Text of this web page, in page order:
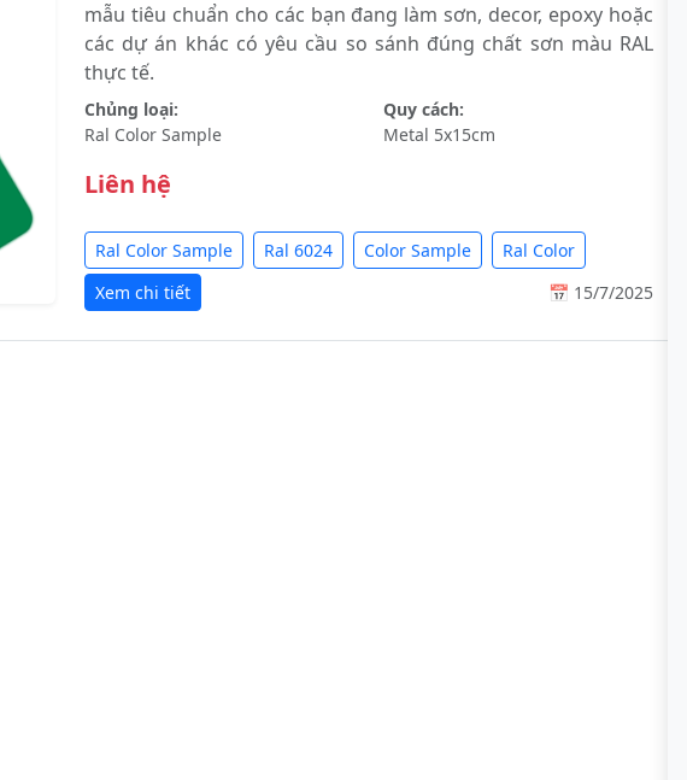
mẫu tiêu chuẩn cho các bạn đang làm sơn, decor, epoxy hoặc
các dự án khác có yêu cầu so sánh đúng chất sơn màu RAL
thực tế.
Chủng loại:
Ral Color Sample
Quy cách:
Metal 5x15cm
Liên hệ
Ral Color Sample Ral 6024 Color Sample
Ral Color
Xem chi tiết
📅 15/7/2025